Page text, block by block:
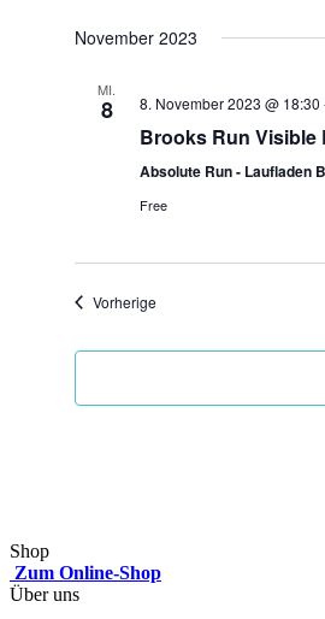
November 2023
MI.
8 8. November 2023 @ 18:30
Brooks Run Visible
Absolute Run - Laufladen
Free
VorherigeVeranstaltungen
Shop
Zum Online-Shop
Über uns